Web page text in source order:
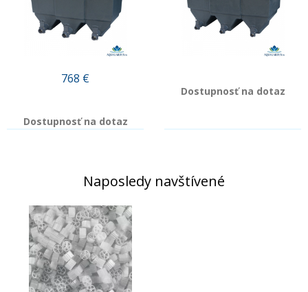
768 €
Dostupnosť na dotaz
Dostupnosť na dotaz
Naposledy navštívené